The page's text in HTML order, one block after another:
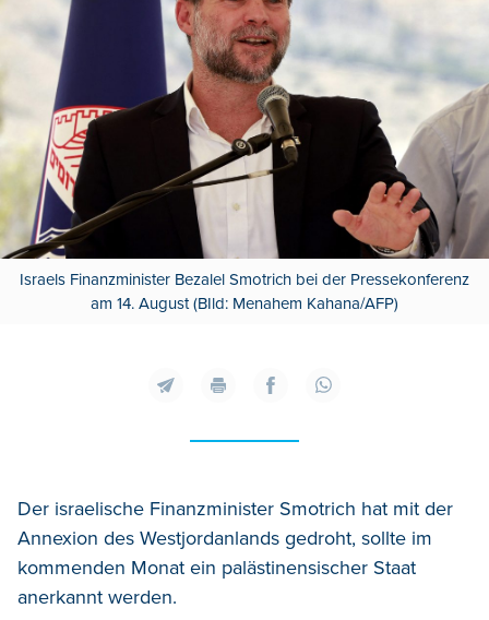
Israels Finanzminister Bezalel Smotrich bei der Pressekonferenz
am 14. August (BIld: Menahem Kahana/AFP)
Der israelische Finanzminister Smotrich hat mit der
Annexion des Westjordanlands gedroht, sollte im
kommenden Monat ein palästinensischer Staat
anerkannt werden.